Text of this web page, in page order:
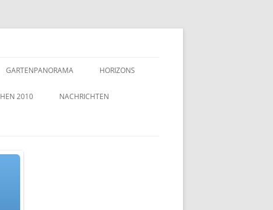
GARTENPANORAMA HORIZONS
2010 NACHRICHTEN